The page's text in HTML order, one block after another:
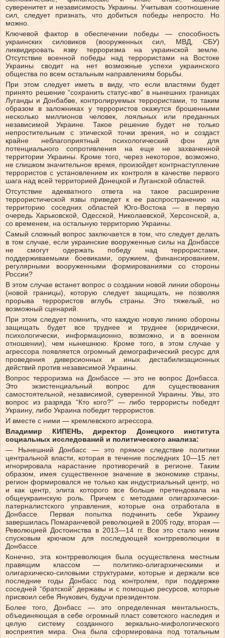
суверенитет и независимость Украины. Учитывая соотношение
сил, следует признать, что добиться победы непросто. Но
можно.
Ключевой фактор в обеспечении победы — способность
украинских силовиков (вооруженных сил, МВД, СБУ)
ликвидировать язву терроризма на украинской земле.
Отсутствие военной победы над террористами на Востоке
Украины сводит на нет возможные успехи украинского
общества по всем остальным направлениям борьбы.
При этом следует иметь в виду, что если властями будет
принято решение “сохранить статус-кво” в нынешних границах
Луганды и Донбабве, контролируемых террористами, то таким
образом в заложниках у террористов окажутся брошенными
несколько миллионов человек, лояльных или преданных
независимой Украине. Такое решение будет не только
непростительным с этической точки зрения, но и создаст
крайне неблагоприятный психологический фон для
потенциального сопротивления на еще не захваченной
территории Украины. Кроме того, через некоторое, возможно,
не слишком значительное время, произойдет контрнаступление
террористов с установлением их контроля в качестве первого
шага над всей территорией Донецкой и Луганской областей.
Отсутствие адекватного ответа на такое расширение
террористической язвы приведет к ее распространению на
территорию соседних областей Юго-Востока — в первую
очередь Харьковской, Одесской, Николаевской, Херсонской, а,
со временем, на остальную территорию Украины.
Самый сложный вопрос заключается в том, что следует делать
в том случае, если украинские вооруженные силы на Донбассе
не смогут одержать победу над террористами,
поддерживаемыми боевиками, оружием, финансированием,
регулярными вооруженными формированиями со стороны
России?
В этом случае встанет вопрос о создании новой линии обороны
(новой границы), которую следует защищать, не позволяя
прорыва террористов вглубь страны. Это тяжелый, но
возможный сценарий.
При этом следует помнить, что каждую новую линию обороны
защищать будет все труднее и труднее (юридически,
психологически, информационно, возможно, и в военном
отношении), чем нынешнюю. Кроме того, в этом случае у
агрессора появляется огромный демографический ресурс для
проведения диверсионных и иных дестабилизационных
действий против независимой Украины.
Вопрос терроризма на Донбассе — это не вопрос Донбасса.
Это экзистенциальный вопрос для существования
самостоятельной, независимой, суверенной Украины. Увы, это
вопрос из разряда “Кто кого?” — либо террористы победят
Украину, либо Украина победит террористов.
И вместе с ними — кремлевского агрессора.
Владимир КИПЕНЬ, директор Донецкого института
социальных исследований и политического анализа:
— Нынешний Донбасс — это прямое следствие политики
центральной власти, которая в течение последних 10—15 лет
игнорировала нарастание противоречий в регионе. Таким
образом, имея существенное значение в экономике страны,
регион формировался не только как индустриальный центр, но
и как центр, элита которого все больше претендовала на
общеукраинскую роль. Причем с методами олигархически-
патерналистского управления, которые она отработала в
Донбассе. Первая попытка подчинить себе Украину
завершилась Помаранчевой революцией в 2005 году, вторая —
Революцией Достоинства в 2013—14 гг. Все это стало неким
спусковым крючком для последующей контрреволюции в
Донбассе.
Конечно, эта контрреволюция была осуществлена местным
правящим классом — политико-олигархическими и
олигархическо-силовыми структурами, которые и держали все
последние годы Донбасс под контролем, при поддержке
соседней “братской” державы и с помощью ресурсов, которые
присвоил себе Янукович, будучи президентом.
Более того, Донбасс — это определенная ментальность,
объединяющая в себе огромный пласт советского наследия и
целую систему созданного зеркально-мифологического
восприятия мира. Она была сформирована под тотальным